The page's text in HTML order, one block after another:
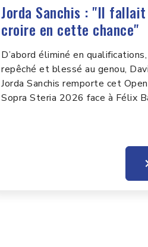
Jorda Sanchis : "Il fallait
croire en cette chance"
D’abord éliminé en
repêché et blessé au genou,
Jorda Sanchis remporte cet Open
Sopra Steria 2026 face à Félix